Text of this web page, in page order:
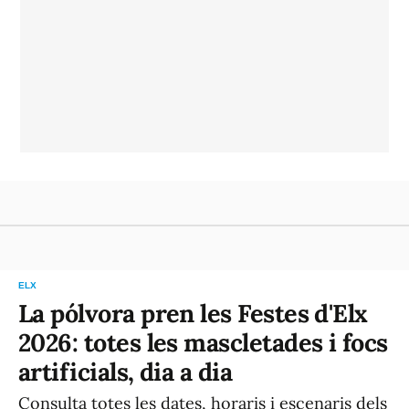
ELX
La pólvora pren les Festes d'Elx
2026: totes les mascletades i focs
artificials, dia a dia
Consulta totes les dates, horaris i escenaris dels